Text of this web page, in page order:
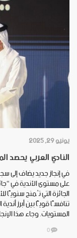
يونيو 29, 2025
النادي العربي يحصد
في إنجاز جديد يضاف إلى
الجائزة التي تُمنح سنويًا
تنافسًا قويًّا بين أبرز
المستويات. وجاء هذا
0